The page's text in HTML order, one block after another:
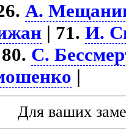
А.
| 71.И.
С.
|
Для ваших